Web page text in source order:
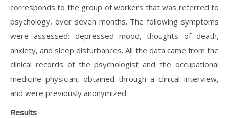
corresponds to the group of workers that was referred to
psychology, over seven months. The following symptoms
were assessed: depressed mood, thoughts of death,
anxiety, and sleep disturbances. All the data came from the
clinical records of the psychologist and the occupational
medicine physician, obtained through a clinical interview,
and were previously anonymized.
Results